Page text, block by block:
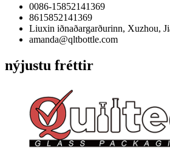
0086-15852141369
8615852141369
Liuxin iðnaðargarðurinn, Xuzhou,
amanda@qltbottle.com
nýjustu fréttir